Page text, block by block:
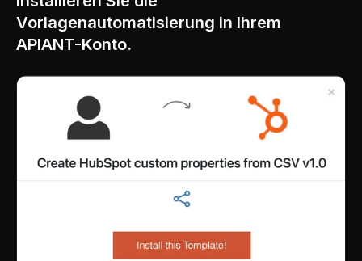
Vorlagenautomatisierung in Ihrem
APIANT-Konto.